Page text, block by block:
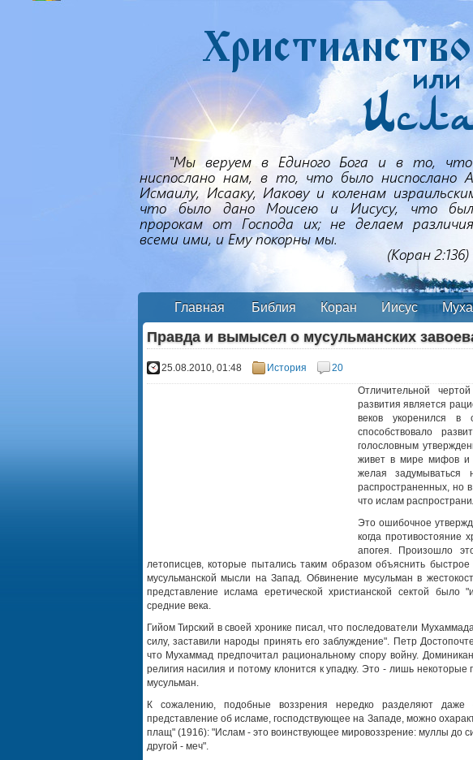
Главная Библия Коран Иисус
Правда и вымысел о мусульманских
25.08.2010, 01:48 История
20
Отличительной
развития является
веков укоренился в
способствовало
голословным
живет в мире мифов и
желая
распространенных, но
что ислам
Это ошибочное
когда противостояние
апогея. Произошло
летописцев, которые пытались таким образом объяснить
мусульманской мысли на Запад. Обвинение мусульман в
представление ислама еретической христианской сектой было
средние века.
Гийом Тирский в своей хронике писал, что последователи
силу, заставили народы принять его заблуждение". Петр
что Мухаммад предпочитал рациональному спору войну.
религия насилия и потому клонится к упадку. Это - лишь
мусульман.
К сожалению, подобные воззрения нередко разделяют
представление об исламе, господствующее на Западе, можно
плащ" (1916): "Ислам - это воинствующее мировоззрение: муллы до
другой - меч".